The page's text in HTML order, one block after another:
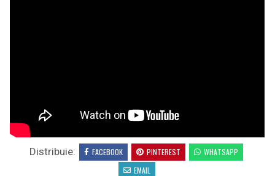
Distribuie: FACEBOOK PINTEREST
WHATSAPP
EMAIL